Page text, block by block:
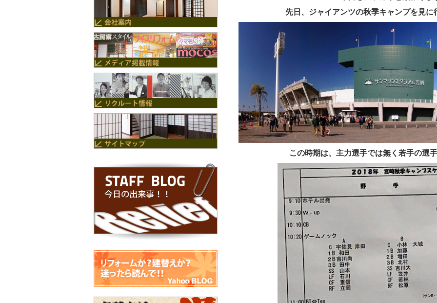
先日、ジャイアンツの秋季キャンプを見に
この時期は、主力選手では無く若手の選